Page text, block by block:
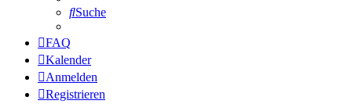
Suche
FAQ
Kalender
Anmelden
Registrieren